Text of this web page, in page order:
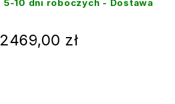
5-10 dni roboczych - Dostawa
2469,00 zł